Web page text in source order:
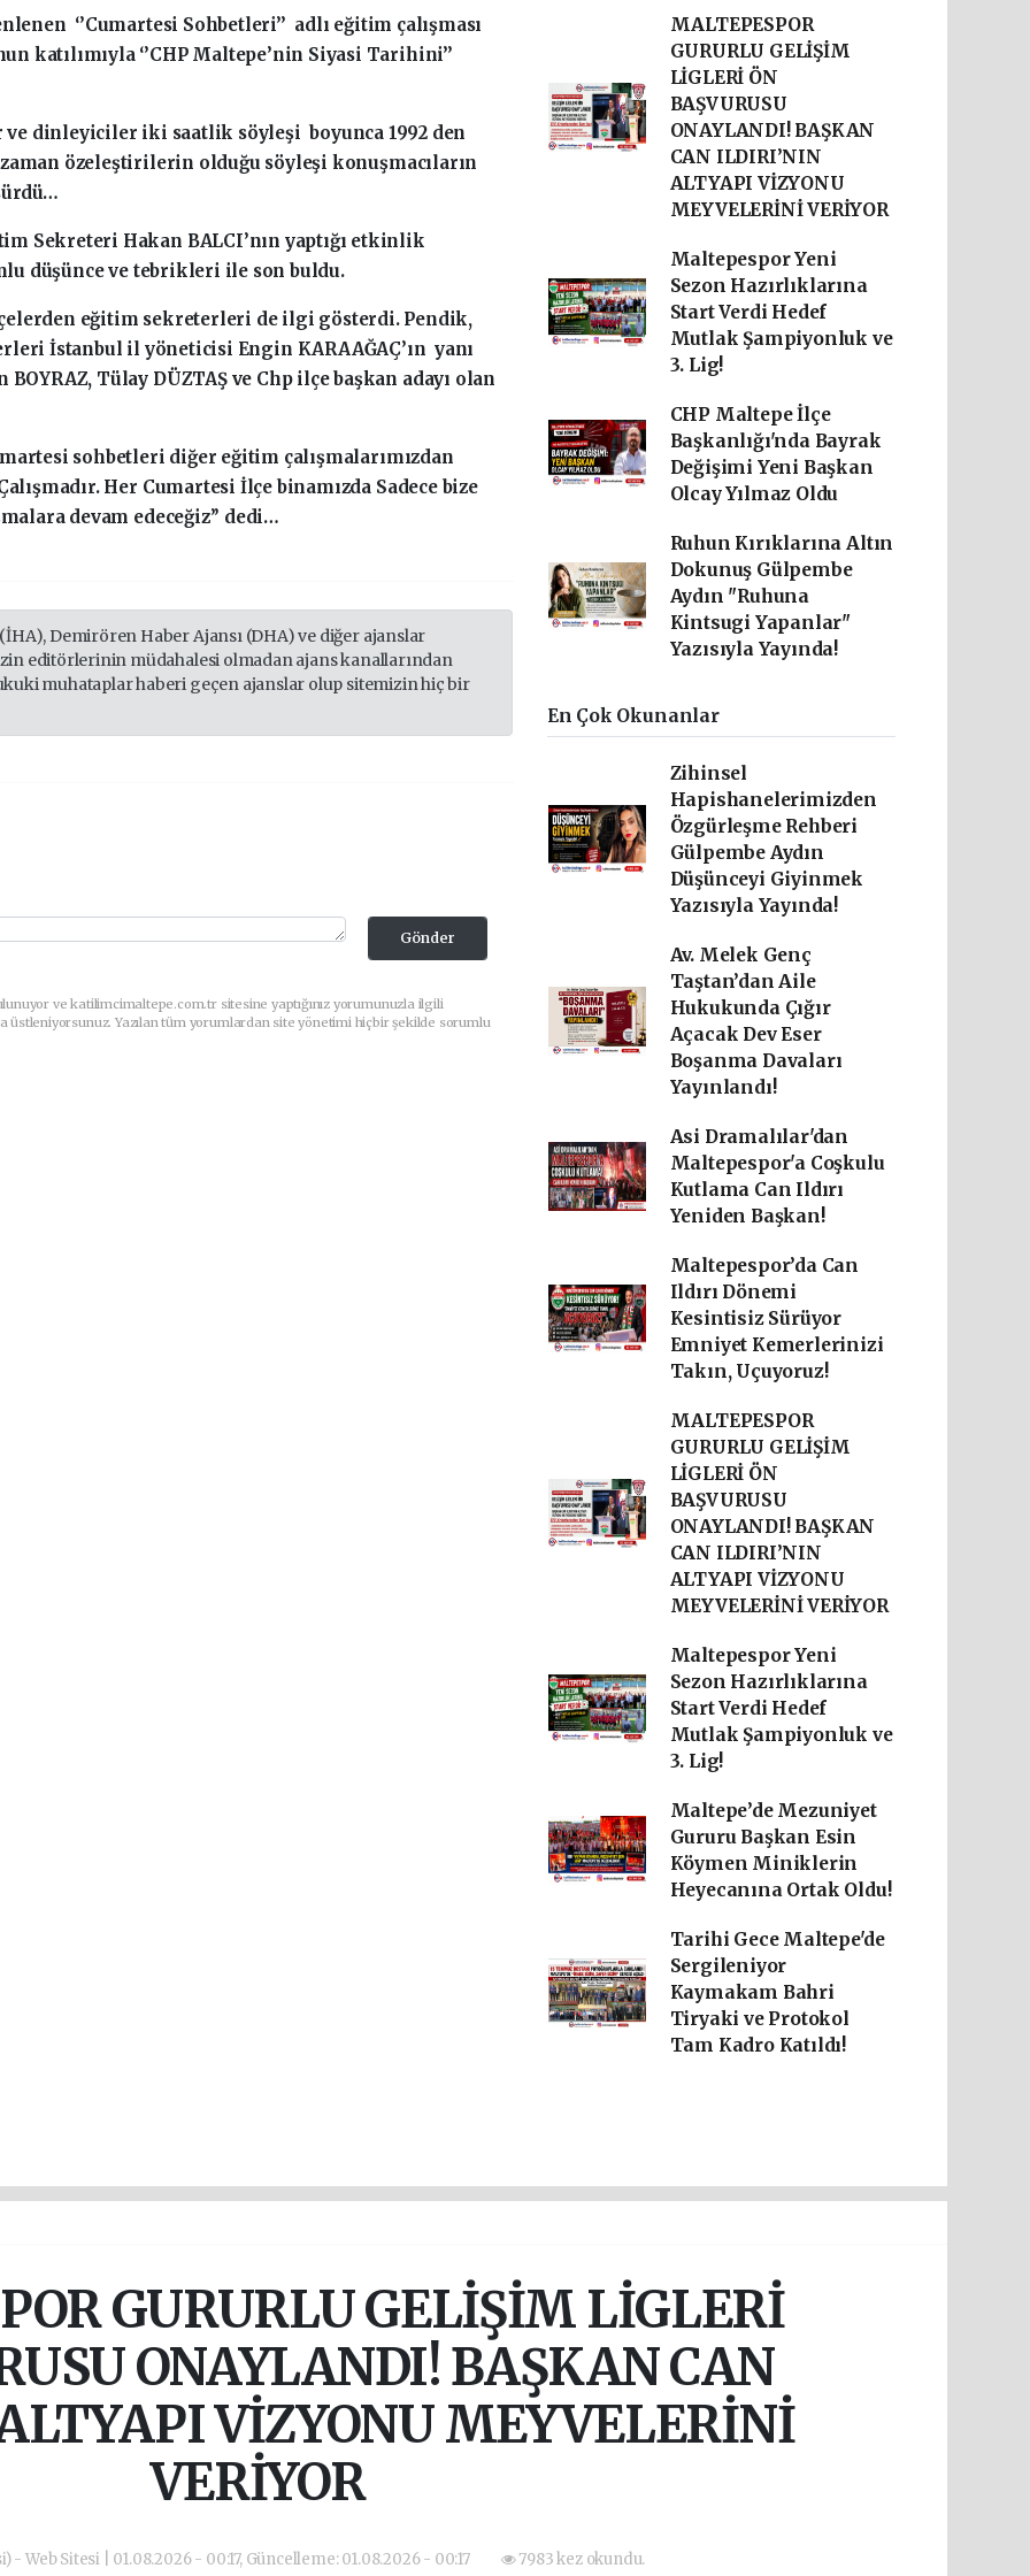
‘’Cumartesi Sohbetleri’’ adlı eğitim çalışması
katılımıyla ‘’CHP Maltepe’nin Siyasi Tarihini’’
dinleyiciler iki saatlik söyleşi boyunca 1992 den
zaman özeleştirilerin olduğu söyleşi konuşmacıların
Sekreteri Hakan BALCI’nın yaptığı etkinlik
düşünce ve tebrikleri ile son buldu.
eğitim sekreterleri de ilgi gösterdi. Pendik,
İstanbul il yöneticisi Engin KARAAĞAÇ’ın yanı
Tülay DÜZTAŞ ve Chp ilçe başkan adayı olan
sohbetleri diğer eğitim çalışmalarımızdan
Her Cumartesi İlçe binamızda Sadece bize
devam edeceğiz’’ dedi…
Demirören Haber Ajansı (DHA) ve diğer ajanslar
editörlerinin müdahalesi olmadan ajans kanallarından
muhataplar haberi geçen ajanslar olup sitemizin hiç bir
Gönder
ve katilimcimaltepe.com.tr sitesine yaptığınız yorumunuzla ilgili
üstleniyorsunuz. Yazılan tüm yorumlardan site yönetimi hiçbir şekilde sorumlu
MALTEPESPOR
GURURLU GELİŞİM
LİGLERİ ÖN
BAŞVURUSU
ONAYLANDI! BAŞKAN
CAN ILDIRI’NIN
ALTYAPI VİZYONU
MEYVELERİNİ VERİYOR
Maltepespor Yeni
Sezon Hazırlıklarına
Start Verdi Hedef
Mutlak Şampiyonluk ve
3. Lig!
CHP Maltepe İlçe
Başkanlığı'nda Bayrak
Değişimi Yeni Başkan
Olcay Yılmaz Oldu
Ruhun Kırıklarına Altın
Dokunuş Gülpembe
Aydın "Ruhuna
Kintsugi Yapanlar"
Yazısıyla Yayında!
En Çok Okunanlar
Zihinsel
Hapishanelerimizden
Özgürleşme Rehberi
Gülpembe Aydın
Düşünceyi Giyinmek
Yazısıyla Yayında!
Av. Melek Genç
Taştan’dan Aile
Hukukunda Çığır
Açacak Dev Eser
Boşanma Davaları
Yayınlandı!
Asi Dramalılar'dan
Maltepespor'a Coşkulu
Kutlama Can Ildırı
Yeniden Başkan!
Maltepespor’da Can
Ildırı Dönemi
Kesintisiz Sürüyor
Emniyet Kemerlerinizi
Takın, Uçuyoruz!
MALTEPESPOR
GURURLU GELİŞİM
LİGLERİ ÖN
BAŞVURUSU
ONAYLANDI! BAŞKAN
CAN ILDIRI’NIN
ALTYAPI VİZYONU
MEYVELERİNİ VERİYOR
Maltepespor Yeni
Sezon Hazırlıklarına
Start Verdi Hedef
Mutlak Şampiyonluk ve
3. Lig!
Maltepe’de Mezuniyet
Gururu Başkan Esin
Köymen Miniklerin
Heyecanına Ortak Oldu!
Tarihi Gece Maltepe'de
Sergileniyor
Kaymakam Bahri
Tiryaki ve Protokol
Tam Kadro Katıldı!
GURURLU GELİŞİM LİGLERİ
ONAYLANDI! BAŞKAN CAN
VİZYONU MEYVELERİNİ
VERİYOR
- Web Sitesi | 01.08.2026 - 00:17, Güncelleme: 01.08.2026 - 00:17 7983 kez okundu.